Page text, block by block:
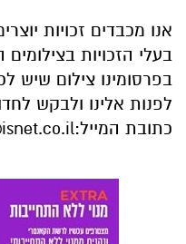
כתובת המייל:
אולי